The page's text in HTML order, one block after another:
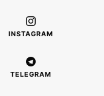
INSTAGRAM
TELEGRAM